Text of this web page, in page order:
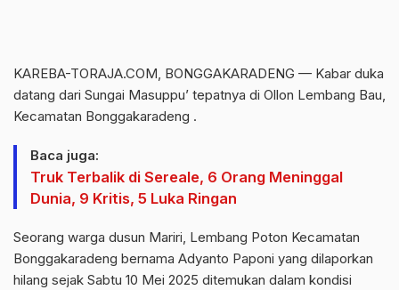
KAREBA-TORAJA.COM, BONGGAKARADENG — Kabar duka
datang dari Sungai Masuppu’ tepatnya di Ollon Lembang Bau,
Kecamatan Bonggakaradeng .
Baca juga:
Truk Terbalik di Sereale, 6 Orang Meninggal
Dunia, 9 Kritis, 5 Luka Ringan
Seorang warga dusun Mariri, Lembang Poton Kecamatan
Bonggakaradeng bernama Adyanto Paponi yang dilaporkan
hilang sejak Sabtu 10 Mei 2025 ditemukan dalam kondisi